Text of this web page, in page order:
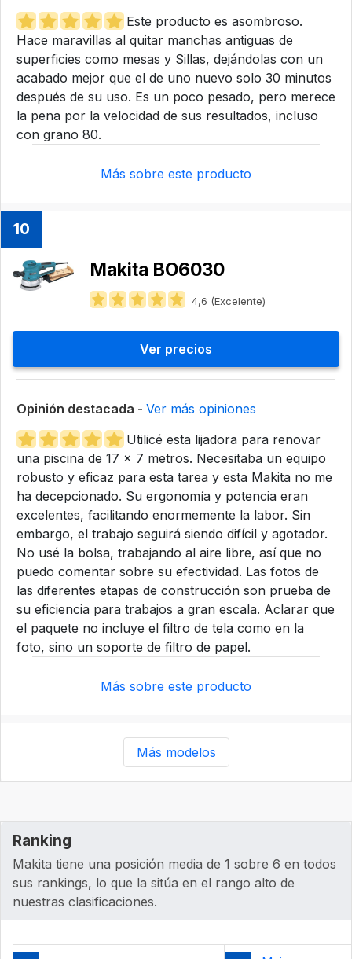
Este producto es asombroso.
Hace maravillas al quitar manchas antiguas de
superficies como mesas y Sillas, dejándolas con un
acabado mejor que el de uno nuevo solo 30 minutos
después de su uso. Es un poco pesado, pero merece
la pena por la velocidad de sus resultados, incluso
con grano 80.
Más sobre este producto
10
Makita BO6030
4,6 (Excelente)
Ver precios
Opinión destacada - Ver más opiniones
Utilicé esta lijadora para renovar
una piscina de 17 x 7 metros. Necesitaba un equipo
robusto y eficaz para esta tarea y esta Makita no me
ha decepcionado. Su ergonomía y potencia eran
excelentes, facilitando enormemente la labor. Sin
embargo, el trabajo seguirá siendo difícil y agotador.
No usé la bolsa, trabajando al aire libre, así que no
puedo comentar sobre su efectividad. Las fotos de
las diferentes etapas de construcción son prueba de
su eficiencia para trabajos a gran escala. Aclarar que
el paquete no incluye el filtro de tela como en la
foto, sino un soporte de filtro de papel.
Más sobre este producto
Más modelos
Ranking
Makita tiene una posición media de 1 sobre 6 en todos
sus rankings, lo que la sitúa en el rango alto de
nuestras clasificaciones.